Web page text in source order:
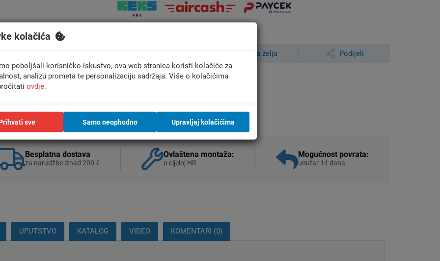
Lista želja Podijeli
Besplatna dostava
za narudžbe iznad 200 €
Ovlaštena montaža:
u cijeloj HR
Mogućnost povrata:
unutar 14 dana
UPUTSTVO KATALOG VIDEO KOMENTARI (0)
kolačića
poboljšali korisničko iskustvo, ova web stranica koristi kolačiće za
analizu prometa te personalizaciju sadržaja. Više o kolačićima
ovdje.
sve Samo neophodno Upravljaj kolačićima